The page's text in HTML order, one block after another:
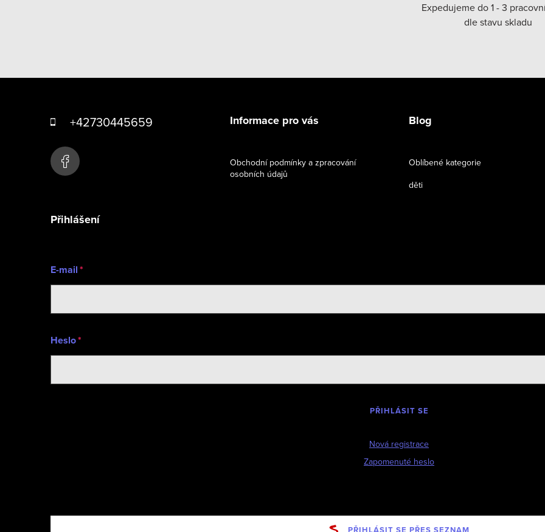
Expedujeme do 1 - 3
dle stavu skladu
+42730445659 Informace pro vás
Obchodní podmínky a zpracování
osobních údajů
Blog
Oblíbené kategorie
děti
Přihlášení
E-mail
Heslo
PŘIHLÁSIT SE
Nová registrace
Zapomenuté heslo